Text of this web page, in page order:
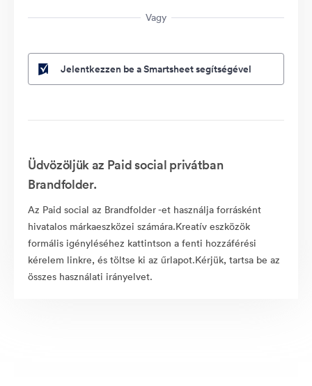
Vagy
Jelentkezzen be a Smartsheet segítségével
Üdvözöljük az Paid social privátban
Brandfolder.
Az Paid social az Brandfolder -et használja forrásként
hivatalos márkaeszközei számára.Kreatív eszközök
formális igényléséhez kattintson a fenti hozzáférési
kérelem linkre, és töltse ki az űrlapot.Kérjük, tartsa be az
összes használati irányelvet.